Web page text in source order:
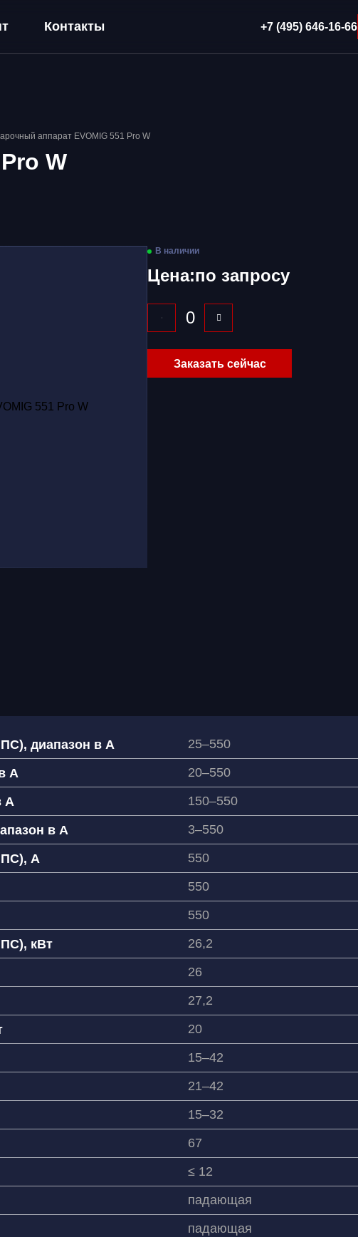
Контакты +7 (495) 646-16-66
аппарат EVOMIG 551 Pro W
W
В наличии
Цена:по запросу
Заказать сейчас
диапазон в А 25–550
А 20–550
А 150–550
в А 3–550
А 550
550
550
кВт 26,2
26
27,2
20
15–42
21–42
15–32
67
≤ 12
падающая
падающая